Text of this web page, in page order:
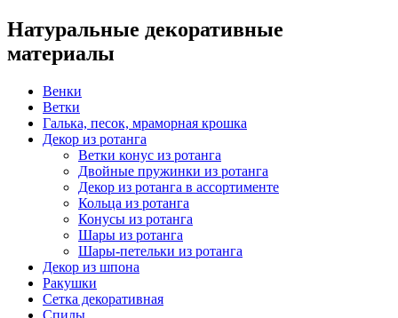
Натуральные декоративные
материалы
Венки
Ветки
Галька, песок, мраморная крошка
Декор из ротанга
Ветки конус из ротанга
Двойные пружинки из ротанга
Декор из ротанга в ассортименте
Кольца из ротанга
Конусы из ротанга
Шары из ротанга
Шары-петельки из ротанга
Декор из шпона
Ракушки
Сетка декоративная
Спилы